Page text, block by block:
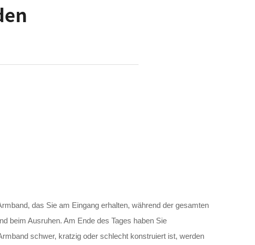
das Sie am Eingang erhalten, während der gesamten
beim Ausruhen. Am Ende des Tages haben Sie
schwer, kratzig oder schlecht konstruiert ist, werden